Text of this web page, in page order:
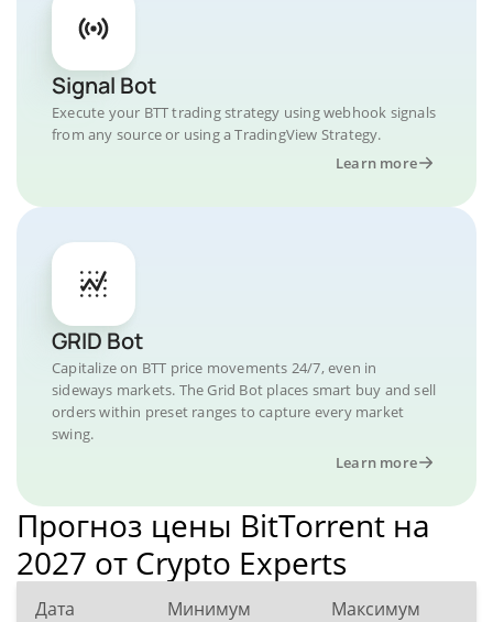
Signal Bot
Execute your BTT trading strategy using webhook signals
from any source or using a TradingView Strategy.
Learn more
GRID Bot
Capitalize on BTT price movements 24/7, even in
sideways markets. The Grid Bot places smart buy and sell
orders within preset ranges to capture every market
swing.
Learn more
Прогноз цены BitTorrent на
2027 от Crypto Experts
Дата Минимум Максимум